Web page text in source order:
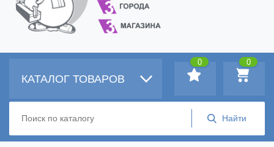
КАТАЛОГ ТОВАРОВ
0
0